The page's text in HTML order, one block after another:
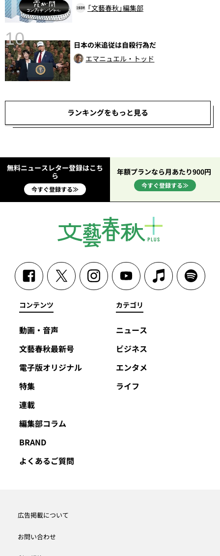
「文藝春秋」編集部
10
日本の米追従は自殺行為だ
エマニュエル・トッド
ランキングをもっと見る
無料ニュースレター登録はこち
ら
今すぐ登録する≫
年額プランなら月あたり900円
今すぐ登録する≫
コンテンツ
動画・音声
文藝春秋最新号
電子版オリジナル
特集
連載
編集部コラム
BRAND
よくあるご質問
カテゴリ
ニュース
ビジネス
エンタメ
ライフ
広告掲載について
お問い合わせ